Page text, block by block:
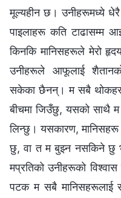
मूल्यहीन छ। उनीहरूमध्ये धेरै
पाइलाहरू कति टाढासम्म
किनकि मानिसहरूले मेरो
उनीहरूले आफूलाई
सकेका छैनन्। म सबै
बीचमा जिउँछु, यसको साथै
लिन्छु। यसकारण, मानिसहरू
छु, वा त म बुझ्न नसकिने छु
मप्रतिको उनीहरूको
पटक म सबै मानिसहरूलाई